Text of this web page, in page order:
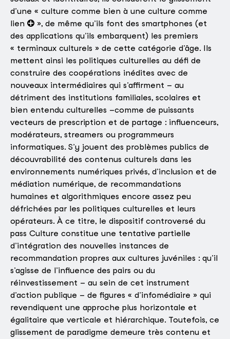
d’une « culture comme bien à une culture comme
lien
», de même qu’ils font des smartphones (et
des applications qu’ils embarquent) les premiers
« terminaux culturels » de cette catégorie d’âge. Ils
mettent ainsi les politiques culturelles au défi de
construire des coopérations inédites avec de
nouveaux intermédiaires qui s’affirment – au
détriment des institutions familiales, scolaires et
bien entendu culturelles –comme de puissants
vecteurs de prescription et de partage : influenceurs,
modérateurs, streamers ou programmeurs
informatiques. S’y jouent des problèmes publics de
découvrabilité des contenus culturels dans les
environnements numériques privés, d’inclusion et de
médiation numérique, de recommandations
humaines et algorithmiques encore assez peu
défrichées par les politiques culturelles et leurs
opérateurs. À ce titre, le dispositif controversé du
pass Culture constitue une tentative partielle
d’intégration des nouvelles instances de
recommandation propres aux cultures juvéniles : qu’il
s’agisse de l’influence des pairs ou du
réinvestissement – au sein de cet instrument
d’action publique – de figures « d’infomédiaire » qui
revendiquent une approche plus horizontale et
égalitaire que verticale et hiérarchique. Toutefois, ce
glissement de paradigme demeure très contenu et